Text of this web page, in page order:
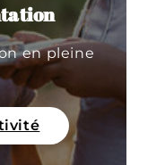
en pleine